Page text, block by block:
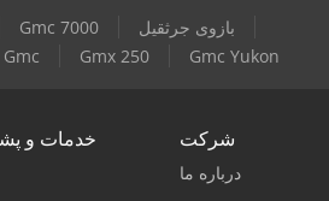
Gmc 7000
بازوی جرثقیل
Gmc Gmx 250 Gmc Yukon
خدمات و شرکت
درباره ما